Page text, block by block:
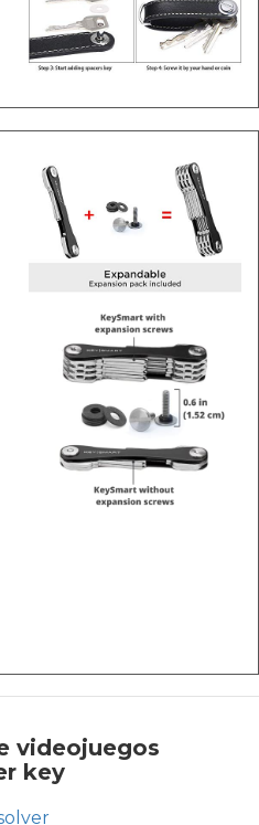
videojuegos
key